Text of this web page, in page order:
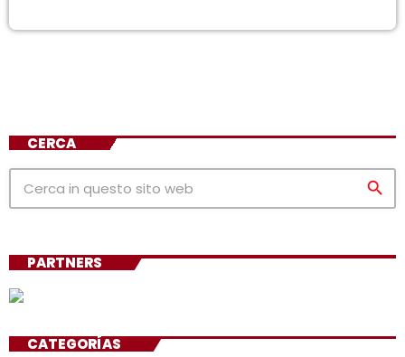
CERCA
search
PARTNERS
CATEGORÍAS